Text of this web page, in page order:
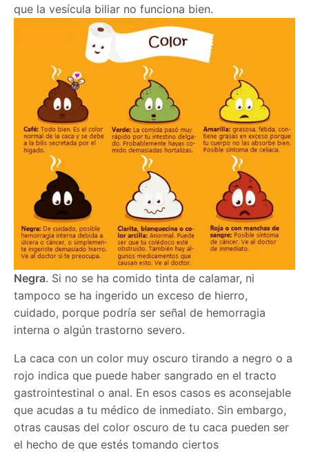
que la vesícula biliar no funciona bien.
Negra. Si no se ha comido tinta de calamar, ni
tampoco se ha ingerido un exceso de hierro,
cuidado, porque podría ser señal de hemorragia
interna o algún trastorno severo.
La caca con un color muy oscuro tirando a negro o a
rojo indica que puede haber sangrado en el tracto
gastrointestinal o anal. En esos casos es aconsejable
que acudas a tu médico de inmediato. Sin embargo,
otras causas del color oscuro de tu caca pueden ser
el hecho de que estés tomando ciertos